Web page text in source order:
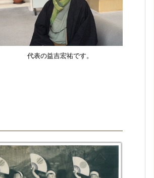
代表の益吉宏祐です。